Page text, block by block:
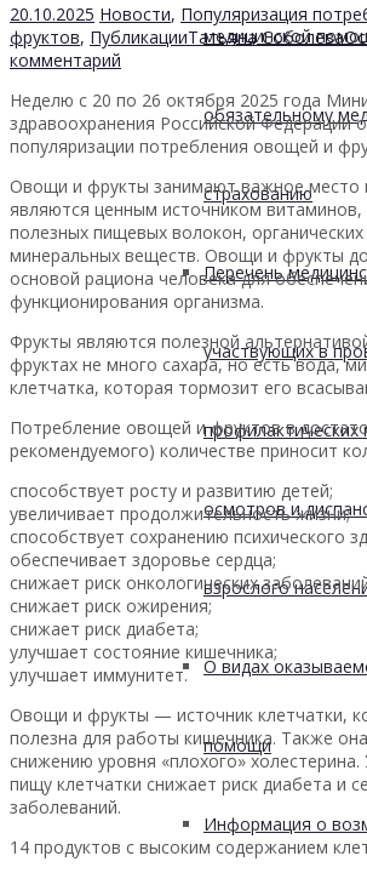
медицинской
обязательному
страхованию
Перечень
участвующих в
профилактических
осмотров и
взрослого
О видах
помощи
Информация о
20.10.2025 Новости, Популяризация
фруктов, ПубликацииТатьяна Соболева
комментарий
Неделю с 20 по 26 октября 2025 года
здравоохранения Российской Федерации
популяризации потребления овощей и
Овощи и фрукты занимают важное место
являются ценным источником витаминов,
полезных пищевых волокон, органических
минеральных веществ. Овощи и фрукты
основой рациона человека для
функционирования организма.
Фрукты являются полезной
фруктах не много сахара, но есть вода,
клетчатка, которая тормозит его
Потребление овощей и фруктов в
рекомендуемого) количестве приносит
способствует росту и развитию детей;
увеличивает продолжительность жизни;
способствует сохранению психического
обеспечивает здоровье сердца;
снижает риск онкологических
снижает риск ожирения;
снижает риск диабета;
улучшает состояние кишечника;
улучшает иммунитет.
Овощи и фрукты — источник клетчатки,
полезна для работы кишечника. Также
снижению уровня «плохого»
пищу клетчатки снижает риск диабета и
заболеваний.
14 продуктов с высоким содержанием